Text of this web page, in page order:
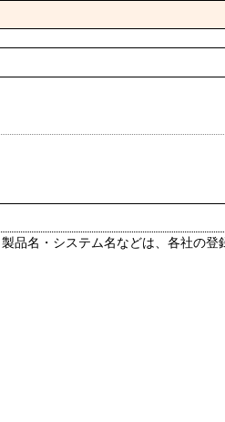
品名・システム名などは、各社の登